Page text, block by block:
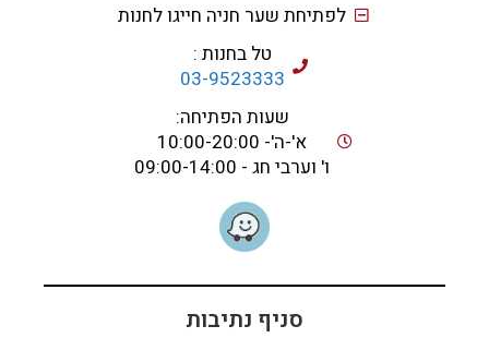
לפתיחת שער חניה חייגו לחנות
טל בחנות :
03-9523333
שעות הפתיחה:
א'-ה'- 10:00-20:00
ו' וערבי חג - 09:00-14:00
סניף נתיבות